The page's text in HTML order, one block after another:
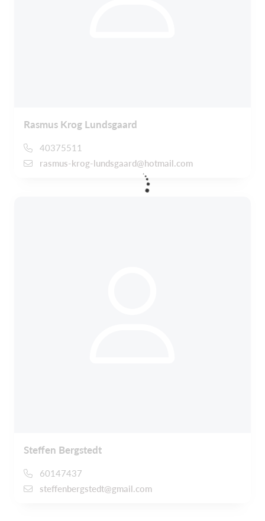
Rasmus Krog Lundsgaard
40375511
rasmus-krog-lundsgaard@hotmail.com
Steffen Bergstedt
60147437
steffenbergstedt@gmail.com